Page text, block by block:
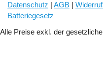
Datenschutz | AGB |
Batteriegesetz
Alle Preise exkl. der